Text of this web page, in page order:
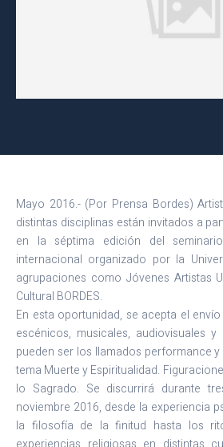
Mayo 2016.- (Por Prensa Bordes)
distintas disciplinas están invitados a
en la séptima edición del
internacional organizado por la
agrupaciones como Jóvenes Artistas
Cultural BORDES.
En esta oportunidad, se acepta el
escénicos, musicales, audiovisuales
pueden ser los llamados performance
tema Muerte y Espiritualidad.
lo Sagrado. Se discurrirá durante
noviembre 2016, desde la experiencia
la filosofía de la finitud hasta los